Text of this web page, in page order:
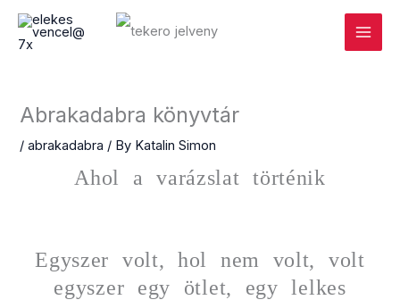
Skip
content
Main
Menu
Abrakadabra könyvtár
/abrakadabra / By Katalin Simon
Ahol a varázslat történik
Egyszer volt, hol nem volt, volt
egyszer egy ötlet, egy lelkes